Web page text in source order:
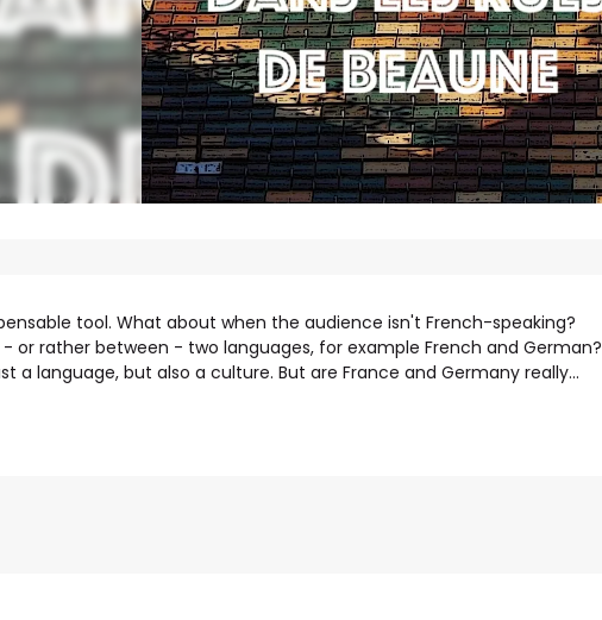
tool. What about when the audience isn't French-speaking?
or rather between - two languages, for example French and German?
a language, but also a culture. But are France and Germany really...